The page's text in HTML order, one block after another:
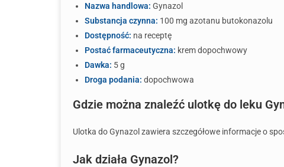
Nazwa handlowa: Gynazol
Substancja czynna: 100 mg azotanu butokonazolu
Dostępność: na receptę
Postać farmaceutyczna: krem dopochwowy
Dawka: 5 g
Droga podania: dopochwowa
Gdzie można znaleźć ulotkę do leku
Ulotka do Gynazol zawiera szczegółowe informacje o
Jak działa Gynazol?